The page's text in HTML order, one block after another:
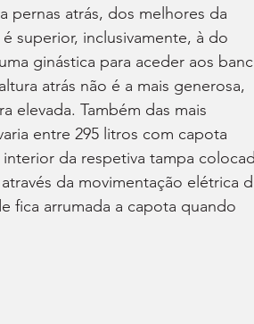
pernas atrás, dos melhores da
superior, inclusivamente, à do
ginástica para aceder aos
atrás não é a mais generosa,
elevada. Também das mais
entre 295 litros com capota
da respetiva tampa
da movimentação elétrica
fica arrumada a capota quando